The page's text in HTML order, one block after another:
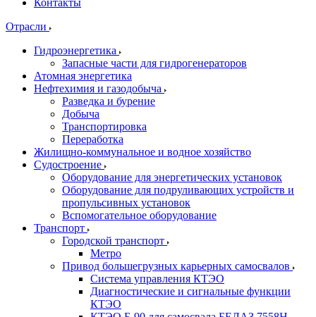
Контакты
Отрасли
Гидроэнергетика
Запасные части для гидрогенераторов
Атомная энергетика
Нефтехимия и газодобыча
Разведка и бурение
Добыча
Транспортировка
Переработка
Жилищно-коммунальное и водное хозяйство
Судостроение
Оборудование для энергетических установок
Оборудование для подруливающих устройств и
пропульсивных установок
Вспомогательное оборудование
Транспорт
Городской транспорт
Метро
Привод большегрузных карьерных самосвалов
Система управления КТЭО
Диагностические и сигнальные функции
КТЭО